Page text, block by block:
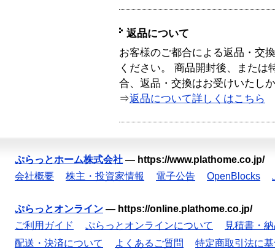
返品について
お客様のご都合による返品・交
ください。 商品開封後、または
合、返品・交換はお受けいたし
⇒返品について詳しくはこちら
ぷらっとホーム株式会社 — https://www.plathome.co.jp/
会社概要
株主・投資家情報 電子公告 OpenBlocks
ぷらっとオンライン — https://online.plathome.co.jp/
ご利用ガイド
ぷらっとオンラインについて
見積書・
配送・決済について
よくあるご質問
特定商取引法に